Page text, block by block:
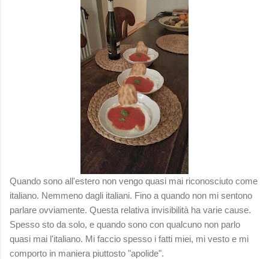
Quando sono all'estero non vengo quasi mai riconosciuto come
italiano. Nemmeno dagli italiani. Fino a quando non mi sentono
parlare ovviamente. Questa relativa invisibilità ha varie cause.
Spesso sto da solo, e quando sono con qualcuno non parlo
quasi mai l'italiano. Mi faccio spesso i fatti miei, mi vesto e mi
comporto in maniera piuttosto "apolide".